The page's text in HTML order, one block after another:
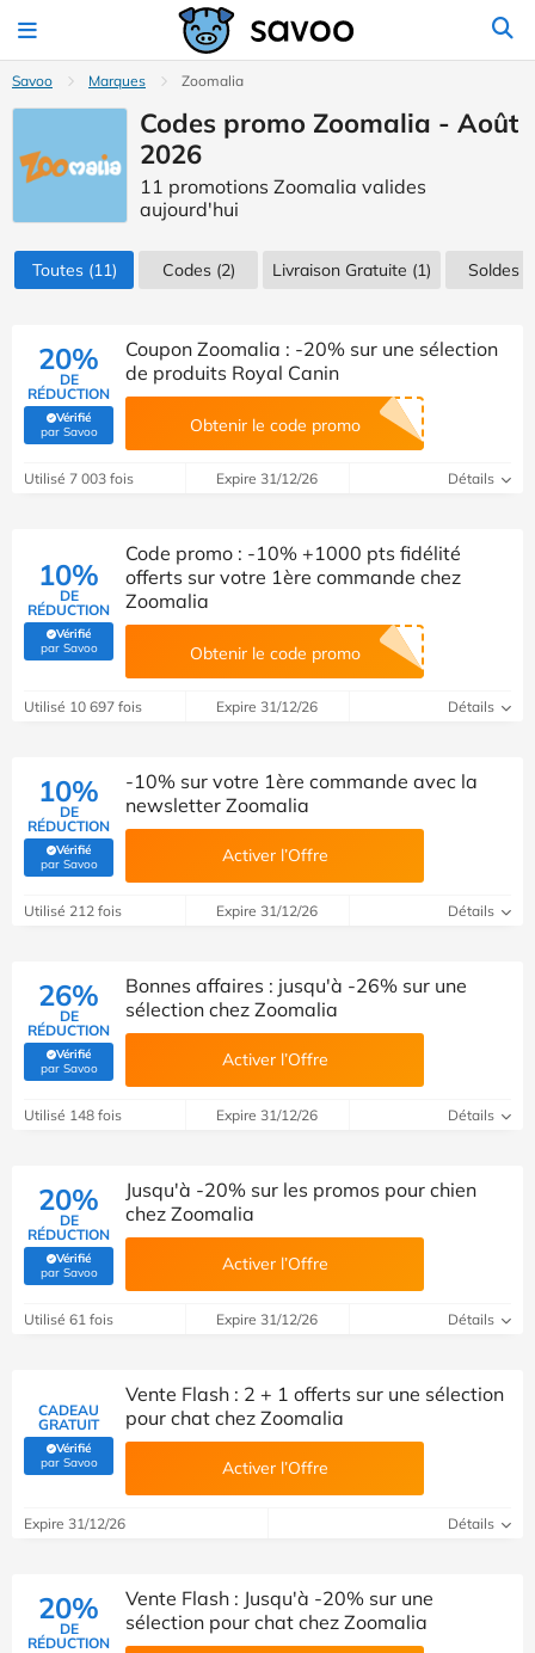
Savoo Marques Zoomalia
Codes promo Zoomalia - Août
2026
11 promotions Zoomalia valides
aujourd'hui
Toutes(11) Codes(2) Livraison Gratuite (1) Soldes
20%
DE
RÉDUCTION
Vérifié
par Savoo(Vérifié par Savoo)
Coupon Zoomalia : -20% sur une sélection
de produits Royal Canin
Obtenir le code promo
Utilisé 7 003 fois Expire 31/12/26 Détails
10%
DE
RÉDUCTION
Vérifié
par Savoo(Vérifié par Savoo)
Code promo : -10% +1000 pts fidélité
offerts sur votre 1ère commande chez
Zoomalia
Obtenir le code promo
Utilisé 10 697 fois Expire 31/12/26 Détails
10%
DE
RÉDUCTION
Vérifié
par Savoo(Vérifié par Savoo)
-10% sur votre 1ère commande avec la
newsletter Zoomalia
Activer l’Offre
Utilisé 212 fois Expire 31/12/26 Détails
26%
DE
RÉDUCTION
Vérifié
par Savoo(Vérifié par Savoo)
Bonnes affaires : jusqu'à -26% sur une
sélection chez Zoomalia
Activer l’Offre
Utilisé 148 fois Expire 31/12/26 Détails
20%
DE
RÉDUCTION
Vérifié
par Savoo(Vérifié par Savoo)
Jusqu'à -20% sur les promos pour chien
chez Zoomalia
Activer l’Offre
Utilisé 61 fois Expire 31/12/26 Détails
CADEAU
GRATUIT
Vérifié
par Savoo(Vérifié par Savoo)
Vente Flash : 2 + 1 offerts sur une sélection
pour chat chez Zoomalia
Activer l’Offre
Expire 31/12/26 Détails
20%
DE
RÉDUCTION
Vente Flash : Jusqu'à -20% sur une
sélection pour chat chez Zoomalia